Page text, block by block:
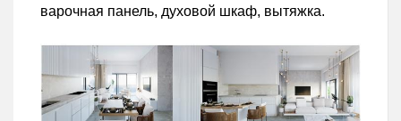
варочная панель, духовой шкаф, вытяжка.